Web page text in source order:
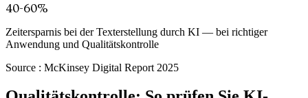
40-60%
Zeitersparnis bei der Texterstellung durch KI — bei richtiger
Anwendung und Qualitätskontrolle
Source : McKinsey Digital Report 2025